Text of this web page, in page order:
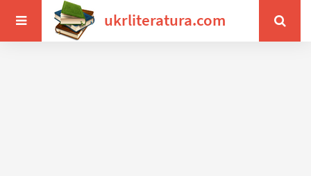
ukrliteratura.com